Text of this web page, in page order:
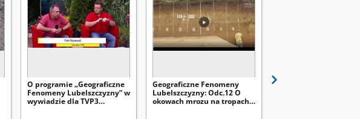
O programie „Geograficzne
Fenomeny Lubelszczyzny” w
wywiadzie dla TVP3
Geograficzne Fenomeny
Lubelszczyzny: Odc.12 O
okowach mrozu na tropach